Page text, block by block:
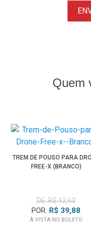
Quem
TREM DE POUSO PARA
FREE-X (BRANCO)
DE: R$ 42,63
POR: R$ 39,88
À VISTA NO BOLETO